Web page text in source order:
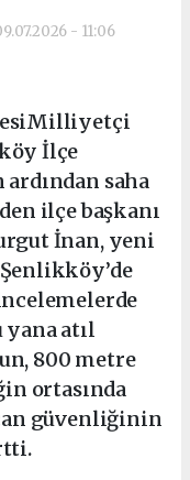
- 11:06
İlçe
saha
ilçe başkanı
İnan, yeni
yana atıl
800 metre
ortasında
güvenliğinin